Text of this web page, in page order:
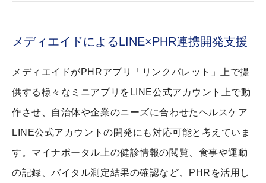
メディエイドによるLINE×PHR連携開発支援
メディエイドがPHRアプリ「リンクパレット」上で提
供する様々なミニアプリをLINE公式アカウント上で動
作させ、自治体や企業のニーズに合わせたヘルスケア
LINE公式アカウントの開発にも対応可能と考えていま
す。マイナポータル上の健診情報の閲覧、食事や運動
の記録、バイタル測定結果の確認など、PHRを活用し